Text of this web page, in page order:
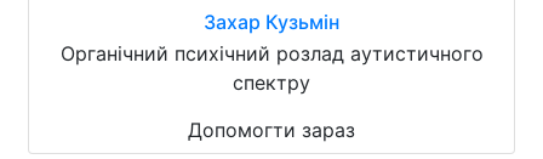
Захар Кузьмін
Органічний психічний розлад аутистичного
спектру
Допомогти зараз